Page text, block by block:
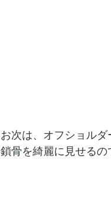
お次は、オフショルダ
鎖骨を綺麗に見せるの